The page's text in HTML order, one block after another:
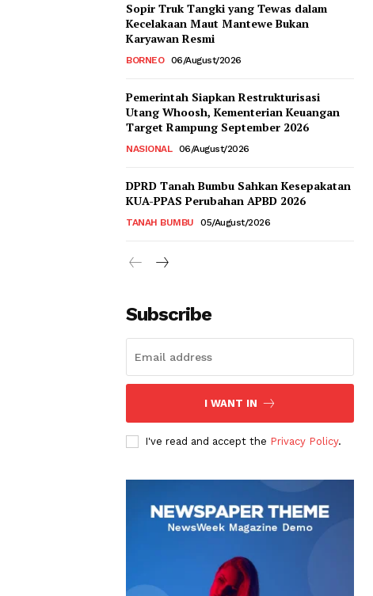
Sopir Truk Tangki yang Tewas dalam
Kecelakaan Maut Mantewe Bukan
Karyawan Resmi
BORNEO 06/August/2026
Pemerintah Siapkan Restrukturisasi
Utang Whoosh, Kementerian Keuangan
Target Rampung September 2026
NASIONAL 06/August/2026
DPRD Tanah Bumbu Sahkan Kesepakatan
KUA-PPAS Perubahan APBD 2026
TANAH BUMBU 05/August/2026
Subscribe
I WANT IN
I've read and accept the Privacy Policy.